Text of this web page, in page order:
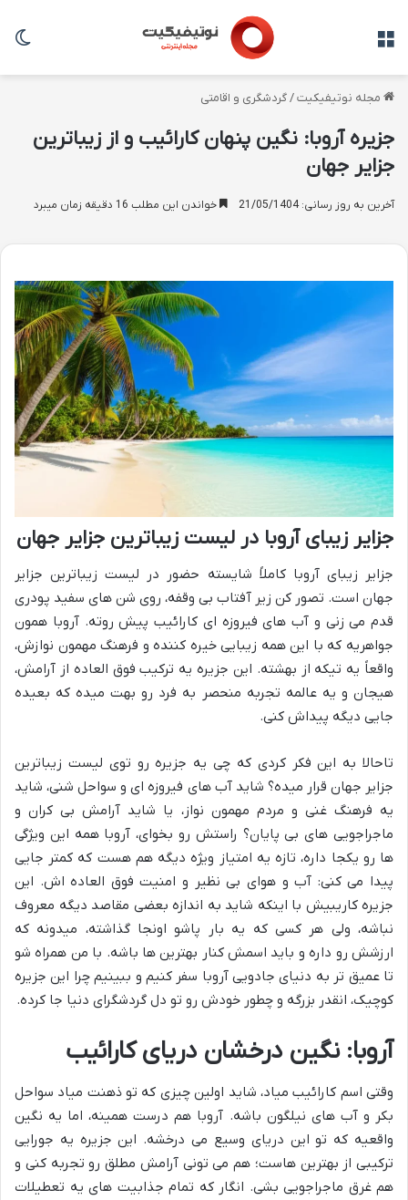
مجله نوتیفیکیت/گردشگری و اقامتی
جزیره آروبا: نگین پنهان کارائیب و از زیباترین
جزایر جهان
آخرین به روز رسانی: 21/05/1404 خواندن این مطلب 16 دقیقه زمان میبرد
جزایر زیبای آروبا در لیست زیباترین جزایر جهان
جزایر زیبای آروبا کاملاً شایسته حضور در لیست زیباترین جزایر
جهان است. تصور کن زیر آفتاب بی وقفه، روی شن های سفید پودری
قدم می زنی و آب های فیروزه ای کارائیب پیش روته. آروبا همون
جواهریه که با این همه زیبایی خیره کننده و فرهنگ مهمون نوازش،
واقعاً یه تیکه از بهشته. این جزیره یه ترکیب فوق العاده از آرامش،
هیجان و یه عالمه تجربه منحصر به فرد رو بهت میده که بعیده
جایی دیگه پیداش کنی.
تاحالا به این فکر کردی که چی یه جزیره رو توی لیست زیباترین
جزایر جهان قرار میده؟ شاید آب های فیروزه ای و سواحل شنی، شاید
یه فرهنگ غنی و مردم مهمون نواز، یا شاید آرامش بی کران و
ماجراجویی های بی پایان؟ راستش رو بخوای، آروبا همه این ویژگی
ها رو یکجا داره، تازه یه امتیاز ویژه دیگه هم هست که کمتر جایی
پیدا می کنی: آب و هوای بی نظیر و امنیت فوق العاده اش. این
جزیره کاریبیش با اینکه شاید به اندازه بعضی مقاصد دیگه معروف
نباشه، ولی هر کسی که یه بار پاشو اونجا گذاشته، میدونه که
ارزشش رو داره و باید اسمش کنار بهترین ها باشه. با من همراه شو
تا عمیق تر به دنیای جادویی آروبا سفر کنیم و ببینیم چرا این جزیره
کوچیک، انقدر بزرگه و چطور خودش رو تو دل گردشگرای دنیا جا کرده.
آروبا: نگین درخشان دریای کارائیب
وقتی اسم کارائیب میاد، شاید اولین چیزی که تو ذهنت میاد سواحل
بکر و آب های نیلگون باشه. آروبا هم درست همینه، اما یه نگین
واقعیه که تو این دریای وسیع می درخشه. این جزیره یه جورایی
ترکیبی از بهترین هاست؛ هم می تونی آرامش مطلق رو تجربه کنی و
هم غرق ماجراجویی بشی. انگار که تمام جذابیت های یه تعطیلات